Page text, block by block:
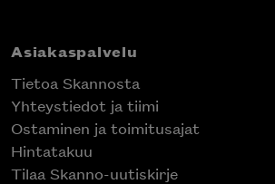
Asiakaspalvelu
Tietoa Skannosta
Yhteystiedot ja tiimi
Ostaminen ja toimitusajat
Hintatakuu
Tilaa Skanno-uutiskirje